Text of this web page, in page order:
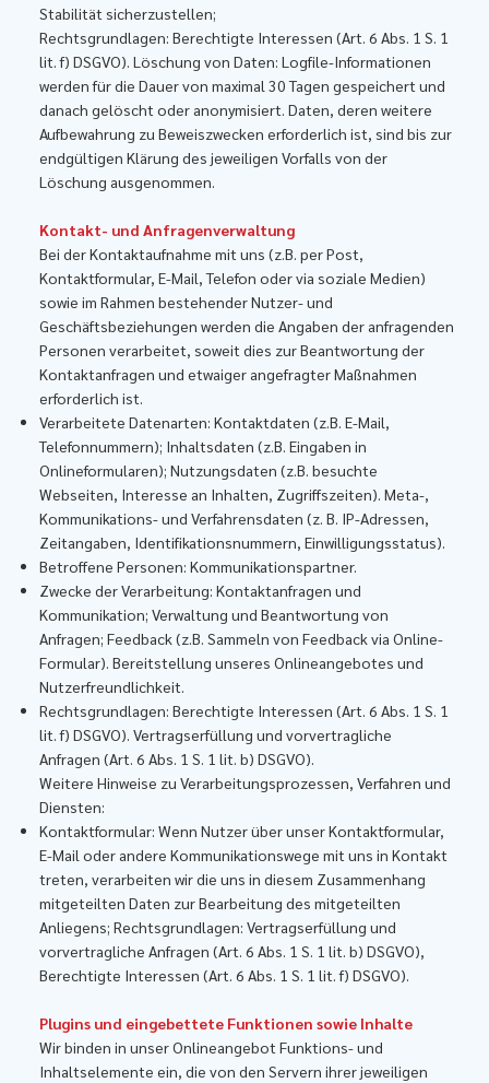
Stabilität sicherzustellen;
Rechtsgrundlagen: Berechtigte Interessen (Art. 6 Abs. 1 S. 1
lit. f) DSGVO). Löschung von Daten: Logfile-Informationen
werden für die Dauer von maximal 30 Tagen gespeichert und
danach gelöscht oder anonymisiert. Daten, deren weitere
Aufbewahrung zu Beweiszwecken erforderlich ist, sind bis zur
endgültigen Klärung des jeweiligen Vorfalls von der
Löschung ausgenommen.
Kontakt- und Anfragenverwaltung
Bei der Kontaktaufnahme mit uns (z.B. per Post,
Kontaktformular, E-Mail, Telefon oder via soziale Medien)
sowie im Rahmen bestehender Nutzer- und
Geschäftsbeziehungen werden die Angaben der anfragenden
Personen verarbeitet, soweit dies zur Beantwortung der
Kontaktanfragen und etwaiger angefragter Maßnahmen
erforderlich ist.
Verarbeitete Datenarten: Kontaktdaten (z.B. E-Mail,
Telefonnummern); Inhaltsdaten (z.B. Eingaben in
Onlineformularen); Nutzungsdaten (z.B. besuchte
Webseiten, Interesse an Inhalten, Zugriffszeiten). Meta-,
Kommunikations- und Verfahrensdaten (z. B. IP-Adressen,
Zeitangaben, Identifikationsnummern, Einwilligungsstatus).
Betroffene Personen: Kommunikationspartner.
Zwecke der Verarbeitung: Kontaktanfragen und
Kommunikation; Verwaltung und Beantwortung von
Anfragen; Feedback (z.B. Sammeln von Feedback via Online-
Formular). Bereitstellung unseres Onlineangebotes und
Nutzerfreundlichkeit.
Rechtsgrundlagen: Berechtigte Interessen (Art. 6 Abs. 1 S. 1
lit. f) DSGVO). Vertragserfüllung und vorvertragliche
Anfragen (Art. 6 Abs. 1 S. 1 lit. b) DSGVO).
​​Weitere Hinweise zu Verarbeitungsprozessen, Verfahren und
Diensten:
Kontaktformular: Wenn Nutzer über unser Kontaktformular,
E-Mail oder andere Kommunikationswege mit uns in Kontakt
treten, verarbeiten wir die uns in diesem Zusammenhang
mitgeteilten Daten zur Bearbeitung des mitgeteilten
Anliegens; Rechtsgrundlagen: Vertragserfüllung und
vorvertragliche Anfragen (Art. 6 Abs. 1 S. 1 lit. b) DSGVO),
Berechtigte Interessen (Art. 6 Abs. 1 S. 1 lit. f) DSGVO).
Plugins und eingebettete Funktionen sowie Inhalte
Wir binden in unser Onlineangebot Funktions- und
Inhaltselemente ein, die von den Servern ihrer jeweiligen